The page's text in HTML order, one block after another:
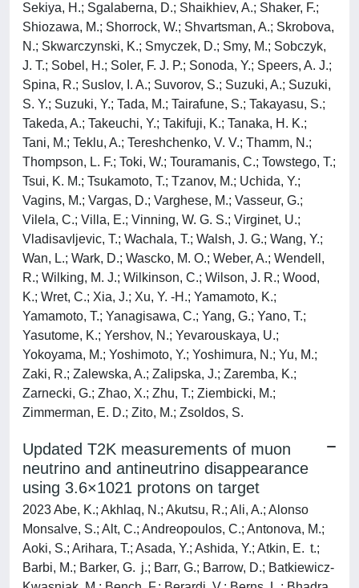
Sekiya, H.; Sgalaberna, D.; Shaikhiev, A.; Shaker, F.;
Shiozawa, M.; Shorrock, W.; Shvartsman, A.; Skrobova,
N.; Skwarczynski, K.; Smyczek, D.; Smy, M.; Sobczyk,
J. T.; Sobel, H.; Soler, F. J. P.; Sonoda, Y.; Speers, A. J.;
Spina, R.; Suslov, I. A.; Suvorov, S.; Suzuki, A.; Suzuki,
S. Y.; Suzuki, Y.; Tada, M.; Tairafune, S.; Takayasu, S.;
Takeda, A.; Takeuchi, Y.; Takifuji, K.; Tanaka, H. K.;
Tani, M.; Teklu, A.; Tereshchenko, V. V.; Thamm, N.;
Thompson, L. F.; Toki, W.; Touramanis, C.; Towstego, T.;
Tsui, K. M.; Tsukamoto, T.; Tzanov, M.; Uchida, Y.;
Vagins, M.; Vargas, D.; Varghese, M.; Vasseur, G.;
Vilela, C.; Villa, E.; Vinning, W. G. S.; Virginet, U.;
Vladisavljevic, T.; Wachala, T.; Walsh, J. G.; Wang, Y.;
Wan, L.; Wark, D.; Wascko, M. O.; Weber, A.; Wendell,
R.; Wilking, M. J.; Wilkinson, C.; Wilson, J. R.; Wood,
K.; Wret, C.; Xia, J.; Xu, Y. -H.; Yamamoto, K.;
Yamamoto, T.; Yanagisawa, C.; Yang, G.; Yano, T.;
Yasutome, K.; Yershov, N.; Yevarouskaya, U.;
Yokoyama, M.; Yoshimoto, Y.; Yoshimura, N.; Yu, M.;
Zaki, R.; Zalewska, A.; Zalipska, J.; Zaremba, K.;
Zarnecki, G.; Zhao, X.; Zhu, T.; Ziembicki, M.;
Zimmerman, E. D.; Zito, M.; Zsoldos, S.
Updated T2K measurements of muon
neutrino and antineutrino disappearance
using 3.6×1021 protons on target
2023 Abe, K.; Akhlaq, N.; Akutsu, R.; Ali, A.; Alonso
Monsalve, S.; Alt, C.; Andreopoulos, C.; Antonova, M.;
Aoki, S.; Arihara, T.; Asada, Y.; Ashida, Y.; Atkin, E. t.;
Barbi, M.; Barker, G. j.; Barr, G.; Barrow, D.; Batkiewicz-